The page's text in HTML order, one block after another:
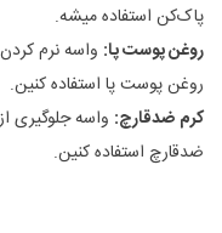
پاک‌کن استفاده میشه.
روغن پوست پا: واسه نرم
روغن پوست پا استفاده کنین.
کرم ضدقارچ: واسه جلوگیری
ضدقارچ استفاده کنین.